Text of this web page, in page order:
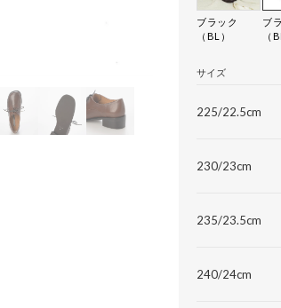
ブラック
（BL）
ブ
（
サイズ
225/22.5cm
230/23cm
235/23.5cm
240/24cm